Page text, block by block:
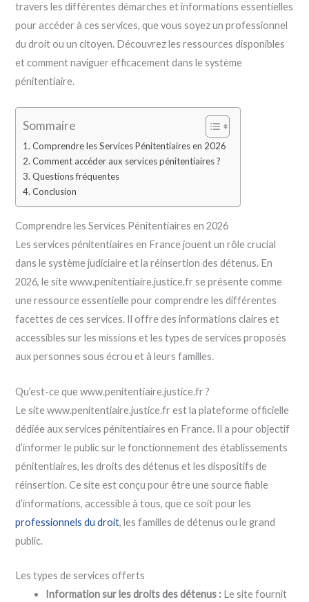
travers les différentes démarches et informations essentielles
pour accéder à ces services, que vous soyez un professionnel
du droit ou un citoyen. Découvrez les ressources disponibles
et comment naviguer efficacement dans le système
pénitentiaire.
Sommaire
Comprendre les Services Pénitentiaires en 2026
Comment accéder aux services pénitentiaires ?
Questions fréquentes
Conclusion
Comprendre les Services Pénitentiaires en 2026
Les services pénitentiaires en France jouent un rôle crucial
dans le système judiciaire et la réinsertion des détenus. En
2026, le site www.penitentiaire.justice.fr se présente comme
une ressource essentielle pour comprendre les différentes
facettes de ces services. Il offre des informations claires et
accessibles sur les missions et les types de services proposés
aux personnes sous écrou et à leurs familles.
Qu’est-ce que www.penitentiaire.justice.fr ?
Le site www.penitentiaire.justice.fr est la plateforme officielle
dédiée aux services pénitentiaires en France. Il a pour objectif
d’informer le public sur le fonctionnement des établissements
pénitentiaires, les droits des détenus et les dispositifs de
réinsertion. Ce site est conçu pour être une source fiable
d’informations, accessible à tous, que ce soit pour les
professionnels du droit, les familles de détenus ou le grand
public.
Les types de services offerts
Information sur les droits des détenus : Le site fournit